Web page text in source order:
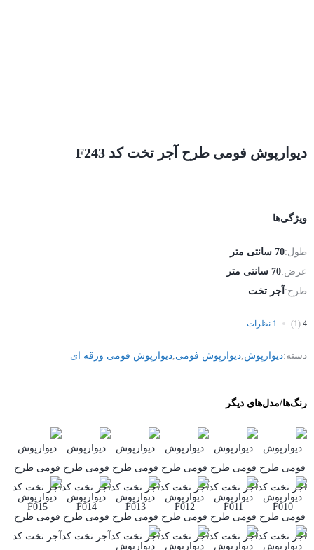
دیوارپوش فومی طرح آجر تخت کد F243
ویژگی‌ها
طول:70 سانتی متر
عرض:70 سانتی متر
طرح: آجر تخت
4
(1) 1 نظرات
دسته:دیوارپوش دیوارپوش فومی دیوارپوش فومی ورقه ای
رنگ‌ها/مدل‌های دیگر